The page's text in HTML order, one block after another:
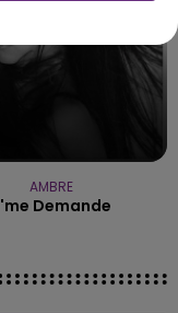
AMBRE
Demande